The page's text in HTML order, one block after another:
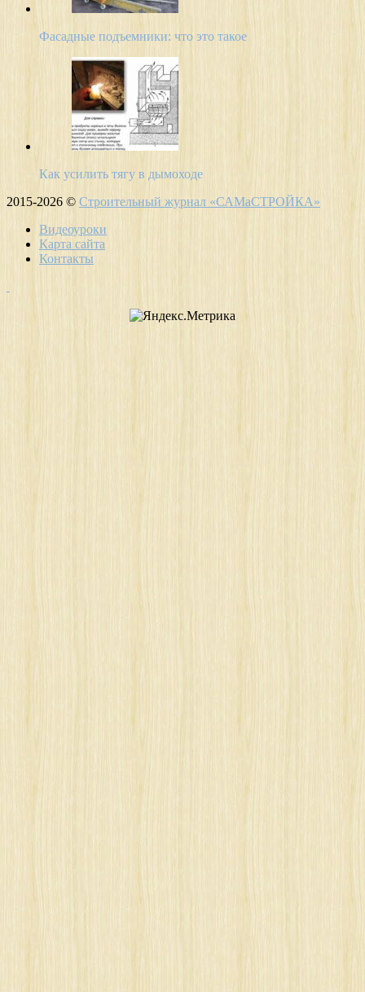
Фасадные подъемники: что это такое
Как усилить тягу в дымоходе
2015-2026 © Строительный журнал «САМаСТРОЙКА»
Видеоуроки
Карта сайта
Контакты